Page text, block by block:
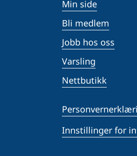
Min side
Bli medlem
Jobb hos oss
Varsling
Nettbutikk
Innstillinger for